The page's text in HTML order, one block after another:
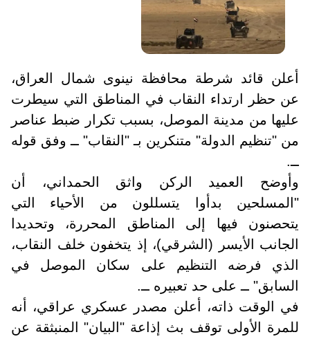
أعلن قائد شرطة محافظة نينوى شمال العراق،
عن حظر ارتداء النقاب في المناطق التي سيطرت
عليها من مدينة الموصل، بسبب تكرار ضبط عناصر
من "تنظيم الدولة" متنكرين بـ "النقاب" ــ وفق قوله
ــ.
وأوضح العميد الركن واثق الحمداني، أن
"المسلحين بدأوا يتسللون من الأحياء التي
يتحصنون فيها إلى المناطق المحررة، وتحديدا
الجانب الأيسر ) الشرقي)، إذ يتخفون خلف النقاب،
الذي فرضه التنظيم على سكان الموصل في
السابق" ــ على حد تعبيره ــ.
في الوقت ذاته، أعلن مصدر عسكري عراقي، أنه
للمرة الأولى توقف بث إذاعة "البيان" المنبثقة عن